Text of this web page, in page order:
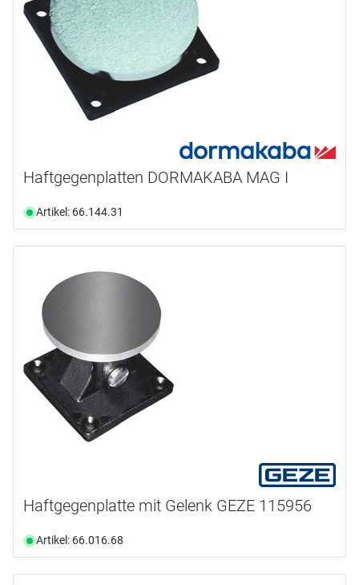
Haftgegenplatten DORMAKABA MAG I
Artikel: 66.144.31
Haftgegenplatte mit Gelenk GEZE 115956
Artikel: 66.016.68